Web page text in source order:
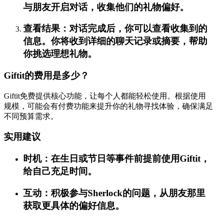
与朋友开启对话，收集他们的礼物偏好。
查看结果：对话完成后，你可以查看收集到的
信息。你将收到详细的聊天记录或摘要，帮助
你挑选理想礼物。
Giftit的费用是多少？
Giftit免费提供核心功能，让每个人都能轻松使用。根据使用
规模，可能会有付费功能来提升你的礼物寻找体验，确保满足
不同预算需求。
实用建议
时机：在生日或节日等事件前提前使用Giftit，
给自己充足时间。
互动：积极参与Sherlock的问题，从朋友那里
获取更具体的偏好信息。